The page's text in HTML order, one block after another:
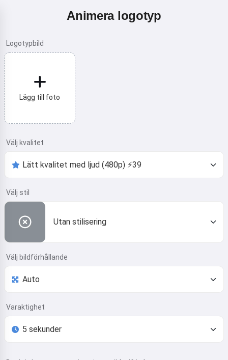
Animera logotyp
Logotypbild
Lägg till foto
Välj kvalitet
Välj stil
Utan stilisering
Välj bildförhållande
Varaktighet